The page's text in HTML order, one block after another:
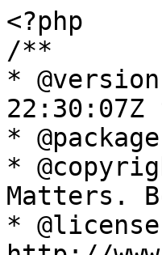
<?php
/**
*
*
*
Matters.
* @license